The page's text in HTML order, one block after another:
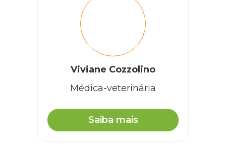
Viviane Cozzolino
Médica-veterinária
Saiba mais